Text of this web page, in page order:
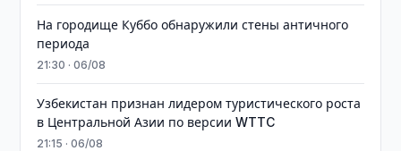
На городище Куббо обнаружили стены античного
периода
21:30 · 06/08
Узбекистан признан лидером туристического роста
в Центральной Азии по версии WTTC
21:15 · 06/08